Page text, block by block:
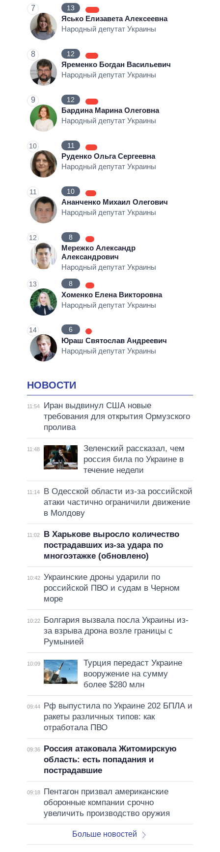
7 13
Ясько Елизавета Алексеевна
Народный депутат Украины
8 12
Яременко Богдан Васильевич
Народный депутат Украины
9 12
Бардина Марина Олеговна
Народный депутат Украины
10 11
Руденко Ольга Сергеевна
Народный депутат Украины
11 10
Ананченко Михаил Олегович
Народный депутат Украины
12 8
Мережко Александр
Александрович
Народный депутат Украины
13 8
Хоменко Елена Викторовна
Народный депутат Украины
14 6
Юраш Святослав Андреевич
Народный депутат Украины
НОВОСТИ
11:54
Иран выдвинул США новые
требования для открытия Ормузского
пролива
11:48
Зеленский рассказал, чем
россия била по Украине в
течение недели
11:14
В Одесской области из-за российской
атаки частично ограничили движение
в Молдову
11:02
В Харькове выросло количество
пострадавших из-за удара по
многоэтажке (обновлено)
10:42 Украинские дроны ударили по
российской ПВО и судам в Черном
море
10:22
Болгария вызвала посла Украины из-
за взрыва дрона возле границы с
Румынией
10:09
Турция передаст Украине
вооружение на сумму
более $280 млн
09:44
Рф выпустила по Украине 202 БПЛА и
ракеты различных типов: как
отработала ПВО
09:36
Россия атаковала Житомирскую
область: есть попадания и
пострадавшие
09:18
Пентагон призвал американские
оборонные компании срочно
увеличить производство оружия
Больше новостей